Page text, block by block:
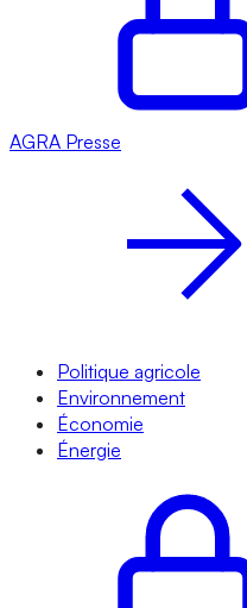
AGRA Presse
Politique agricole
Environnement
Économie
Énergie